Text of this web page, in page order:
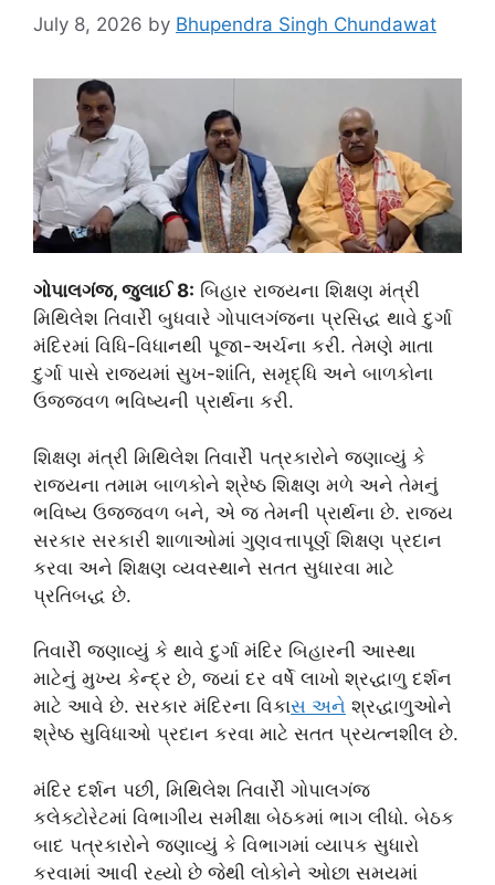
July 8, 2026 by Bhupendra Singh Chundawat
ગોપાલગંજ, જુલાઈ 8: બિહાર રાજ્યના શિક્ષણ મંત્રી
મિથિલેશ તિવારીે બુધવારે ગોપાલગંજના પ્રસિદ્ધ થાવે દુર્ગા
મંદિરમાં વિધિ-વિધાનથી પૂજા-અર્ચના કરી. તેમણે માતા
દુર્ગા પાસે રાજ્યમાં સુખ-શાંતિ, સમૃદ્ધિ અને બાળકોના
ઉજ્જવળ ભવિષ્યની પ્રાર્થના કરી.
શિક્ષણ મંત્રી મિથિલેશ તિવારીે પત્રકારોને જણાવ્યું કે
રાજ્યના તમામ બાળકોને શ્રેષ્ઠ શિક્ષણ મળે અને તેમનું
ભવિષ્ય ઉજ્જવળ બને, એ જ તેમની પ્રાર્થના છે. રાજ્ય
સરકાર સરકારી શાળાઓમાં ગુણવત્તાપૂર્ણ શિક્ષણ પ્રદાન
કરવા અને શિક્ષણ વ્યવસ્થાને સતત સુધારવા માટે
પ્રતિબદ્ધ છે.
તિવારીે જણાવ્યું કે થાવે દુર્ગા મંદિર બિહારની આસ્થા
માટેનું મુખ્ય કેન્દ્ર છે, જ્યાં દર વર્ષે લાખો શ્રદ્ધાળુ દર્શન
માટે આવે છે. સરકાર મંદિરના વિકાસ અન ે શ્રદ્ધાળુઓને
શ્રેષ્ઠ સુવિધાઓ પ્રદાન કરવા માટે સતત પ્રયત્નશીલ છે.
મંદિર દર્શન પછી, મિથિલેશ તિવારીે ગોપાલગંજ
કલેક્ટોરેટમાં વિભાગીય સમીક્ષા બેઠકમાં ભાગ લીધો. બેઠક
બાદ પત્રકારોને જણાવ્યું કે વિભાગમાં વ્યાપક સુધારો
કરવામાં આવી રહ્યો છે જેથી લોકોને ઓછા સમયમાં